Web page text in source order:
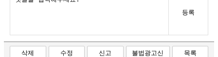
등록
삭제 수정 신고
불법광고신
목록